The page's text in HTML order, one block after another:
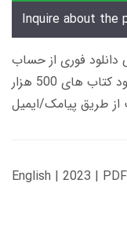
Inquire about the
600 هزار تومانی دانلود فوری از حساب
کاربری می باشد، و زمان تحویل لینک دانلود کتاب های 500 هزار
English | 2023 | PDF